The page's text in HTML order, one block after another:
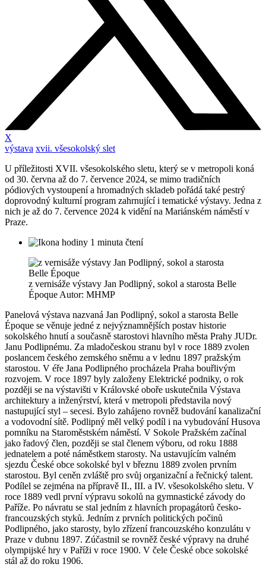
X
výstava xvii. všesokolský slet
U příležitosti XVII. všesokolského sletu, který se v metropoli koná
od 30. června až do 7. července 2024, se mimo tradičních
pódiových vystoupení a hromadných skladeb pořádá také pestrý
doprovodný kulturní program zahrnující i tematické výstavy. Jedna z
nich je až do 7. července 2024 k vidění na Mariánském náměstí v
Praze.
1 minuta čtení
z vernisáže výstavy Jan Podlipný, sokol a starosta Belle
Époque Autor: MHMP
Panelová výstava nazvaná Jan Podlipný, sokol a starosta Belle
Époque se věnuje jedné z nejvýznamnějších postav historie
sokolského hnutí a současně starostovi hlavního města Prahy JUDr.
Janu Podlipnému. Za mladočeskou stranu byl v roce 1889 zvolen
poslancem českého zemského sněmu a v lednu 1897 pražským
starostou. V éře Jana Podlipného procházela Praha bouřlivým
rozvojem. V roce 1897 byly založeny Elektrické podniky, o rok
později se na výstavišti v Královské oboře uskutečnila Výstava
architektury a inženýrství, která v metropoli představila nový
nastupující styl – secesi. Bylo zahájeno rovněž budování kanalizační
a vodovodní sítě. Podlipný měl velký podíl i na vybudování Husova
pomníku na Staroměstském náměstí. V Sokole Pražském začínal
jako řadový člen, později se stal členem výboru, od roku 1888
jednatelem a poté náměstkem starosty. Na ustavujícím valném
sjezdu České obce sokolské byl v březnu 1889 zvolen prvním
starostou. Byl ceněn zvláště pro svůj organizační a řečnický talent.
Podílel se zejména na přípravě II., III. a IV. všesokolského sletu. V
roce 1889 vedl první výpravu sokolů na gymnastické závody do
Paříže. Po návratu se stal jedním z hlavních propagátorů česko-
francouzských styků. Jedním z prvních politických počinů
Podlipného, jako starosty, bylo zřízení francouzského konzulátu v
Praze v dubnu 1897. Zúčastnil se rovněž české výpravy na druhé
olympijské hry v Paříži v roce 1900. V čele České obce sokolské
stál až do roku 1906.